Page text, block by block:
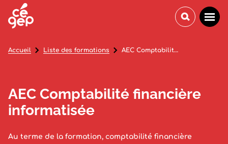
AEC Comptabilité financière
informatisée
Au terme de la formation, comptabilité financière
Accueil Liste des formations AEC Comptabilité financière informatisée